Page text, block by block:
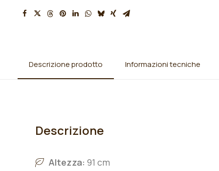
Descrizione prodotto Informazioni tecniche
Descrizione
Altezza: 91 cm